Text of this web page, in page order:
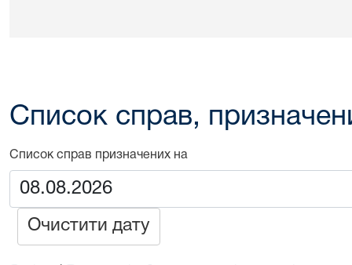
Список справ,
Список справ призначених на
Очистити дату